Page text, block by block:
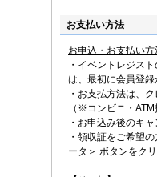
お支払い方法
お申込・お支払い方
・イベントレジス
は、最初に会員登録
・お支払方法は、
（※コンビニ・
・お申込み後のキ
・領収証をご希望
ータ＞ ボタンをク